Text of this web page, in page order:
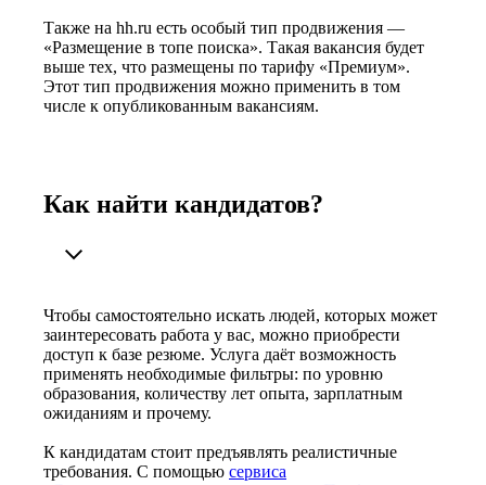
Также на hh.ru есть особый тип продвижения —
«Размещение в топе поиска». Такая вакансия будет
выше тех, что размещены по тарифу «Премиум».
Этот тип продвижения можно применить в том
числе к опубликованным вакансиям.
Как найти кандидатов?
Чтобы самостоятельно искать людей, которых может
заинтересовать работа у вас, можно приобрести
доступ к базе резюме. Услуга даёт возможность
применять необходимые фильтры: по уровню
образования, количеству лет опыта, зарплатным
ожиданиям и прочему.
К кандидатам стоит предъявлять реалистичные
требования. С помощью сервиса